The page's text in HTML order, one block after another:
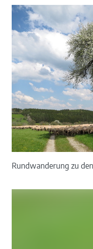
Rundwanderung zu